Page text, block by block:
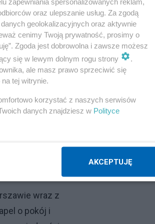
Zgromadzenia Sióstr
towarzyszyły
i
realiach sama
wraz z
o pokój i
oraz ulepszanie usług. Za zgodą
geolokalizacyjnych oraz aktywnie
cenimy Twoją prywatność, prosimy o
Zgoda jest dobrowolna i zawsze możesz
się w lewym dolnym rogu strony
.
ale masz prawo sprzeciwić się
tej witrynie.
korzystać z naszych serwisów
danych znajdziesz w Polityce
AKCEPTUJĘ